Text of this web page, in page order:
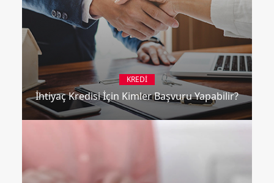
KREDI
İhtiyaç Kredisi İçin Kimler Başvuru Yapabilir?